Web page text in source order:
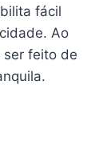
fácil
Ao
ser feito de